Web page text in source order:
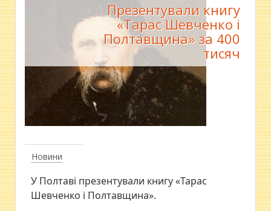
Новини
Презентували книгу
«Тарас Шевченко і
Полтавщина» за 400
тисяч
У Полтаві презентували книгу «Тарас
Шевченко і Полтавщина».